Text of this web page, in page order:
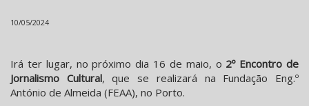
10/05/2024
Irá ter lugar, no próximo dia 16 de maio, o 2º Encontro de
Jornalismo Cultural, que se realizará na Fundação Eng.º
António de Almeida (FEAA), no Porto.